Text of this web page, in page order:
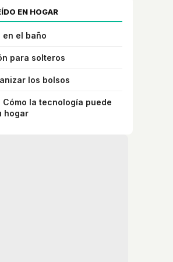
EN HOGAR
en el baño
para solteros
los bolsos
Cómo la tecnología puede
hogar